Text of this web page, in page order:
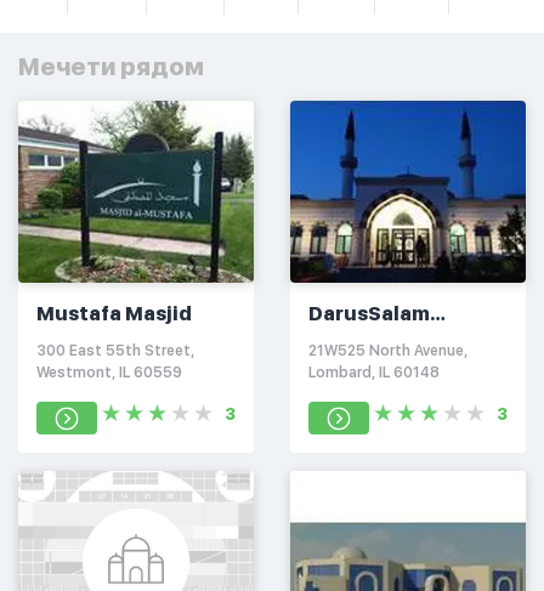
Мечети рядом
Mustafa Masjid
300 East 55th Street,
Westmont, IL 60559
3
DarusSalam
Foundation
21W525 North Avenue,
Lombard, IL 60148
3